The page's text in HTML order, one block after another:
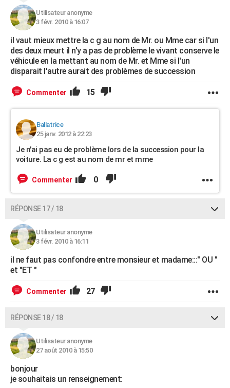
Utilisateur anonyme
3 févr. 2010 à 16:07
il vaut mieux mettre la c g au nom de Mr. ou Mme car si l'un
des deux meurt il n'y a pas de problème le vivant conserve le
véhicule en la mettant au nom de Mr. et Mme si l'un
disparait l'autre aurait des problèmes de succession
Commenter 15
Ballatrice
25 janv. 2012 à 22:23
Je n'ai pas eu de problème lors de la succession pour la
voiture. La c g est au nom de mr et mme
Commenter 0
RÉPONSE 17 / 18
Utilisateur anonyme
3 févr. 2010 à 16:11
il ne faut pas confondre entre monsieur et madame:::" OU "
et "ET "
Commenter 27
RÉPONSE 18 / 18
Utilisateur anonyme
27 août 2010 à 15:50
bonjour
je souhaitais un renseignement: